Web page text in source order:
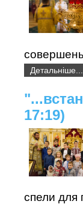
Детальніше...
17:19)
спели для